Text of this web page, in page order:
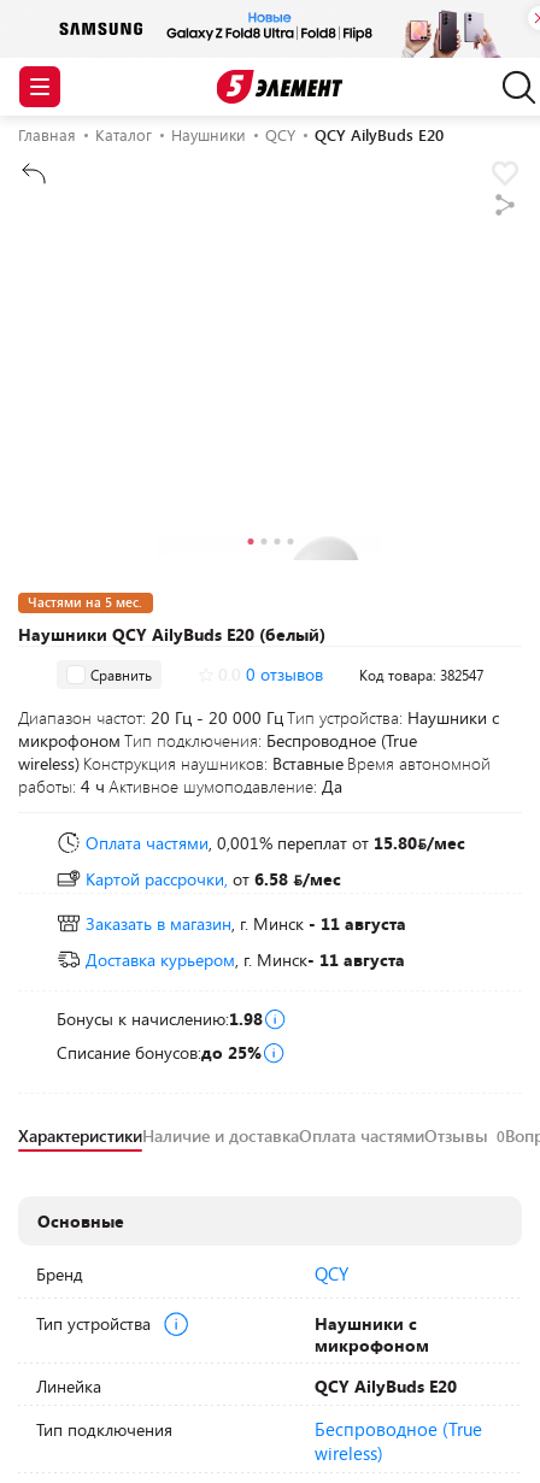
Главная Каталог Наушники QCY QCY AilyBuds E20
Наушники QCY AilyBuds E20 (белый)
Частями на 5 мес.
Сравнить 0 отзывов Код товара: 382547
Диапазон частот: 20 Гц - 20 000 ГцТип устройства: Наушники с
микрофоном Тип подключения: Беспроводное (True
wireless) Конструкция наушников: Вставные Время автономной
работы: 4 ч Активное шумоподавление: Да
Оплата частями, 0,001% переплат от 15.80 /мес
Картой рассрочки, от 6.58
/мес
Заказать в магазин, г. Минск - 11 августа
Доставка курьером, г. Минск- 11 августа
Бонусы к начислению:1.98
Списание бонусов:до 25%
ХарактеристикиНаличие и доставкаОплата частямиОтзывы 0
Основные
Бренд QCY
Тип устройства
Наушники с
микрофоном
Линейка
QCY AilyBuds E20
Тип подключения
Беспроводное (True
wireless)